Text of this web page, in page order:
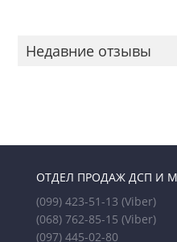
Недавние отзывы
ОТДЕЛ ПРОДАЖ ДСП И
(099) 423-51-13 (Viber)
(068) 762-85-15 (Viber)
(097) 445-02-80